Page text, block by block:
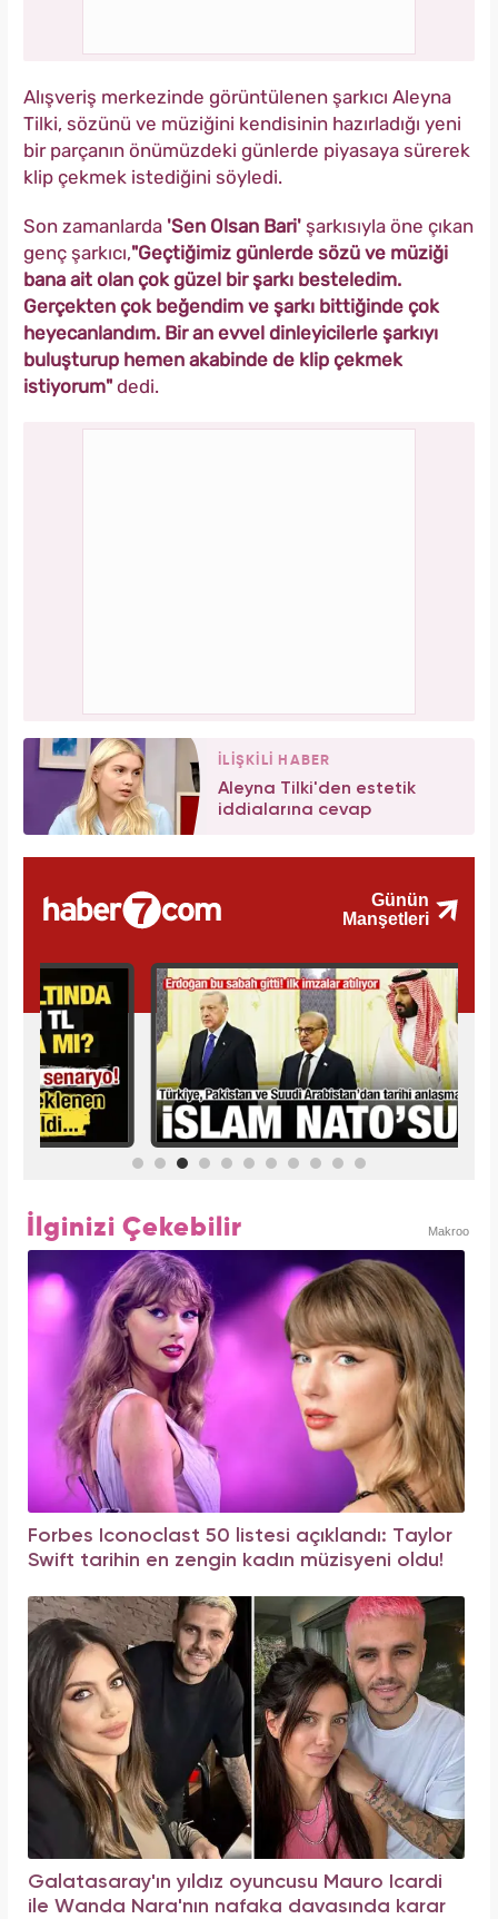
Alışveriş merkezinde görüntülenen şarkıcı Aleyna
Tilki, sözünü ve müziğini kendisinin hazırladığı yeni
bir parçanın önümüzdeki günlerde piyasaya sürerek
klip çekmek istediğini söyledi.
Son zamanlarda 'Sen Olsan Bari' şarkısıyla öne çıkan
genç şarkıcı,"Geçtiğimiz günlerde sözü ve müziği
bana ait olan çok güzel bir şarkı besteledim.
Gerçekten çok beğendim ve şarkı bittiğinde çok
heyecanlandım. Bir an evvel dinleyicilerle şarkıyı
buluşturup hemen akabinde de klip çekmek
istiyorum" dedi.
İLİŞKİLİ HABER
Aleyna Tilki'den estetik
iddialarına cevap
İlginizi Çekebilir Makroo
Forbes Iconoclast 50 listesi açıklandı: Taylor
Swift tarihin en zengin kadın müzisyeni oldu!
Galatasaray'ın yıldız oyuncusu Mauro Icardi
ile Wanda Nara'nın nafaka davasında karar